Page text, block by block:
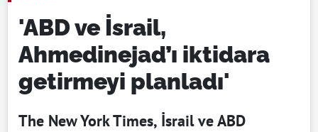
'ABD ve İsrail,
Ahmedinejad’ı iktidara
getirmeyi planladı'
The New York Times, İsrail ve ABD